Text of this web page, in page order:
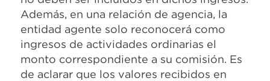
Además, en una relación de agencia, la
entidad agente solo reconocerá como
ingresos de actividades ordinarias el
monto correspondiente a su comisión. Es
de aclarar que los valores recibidos en